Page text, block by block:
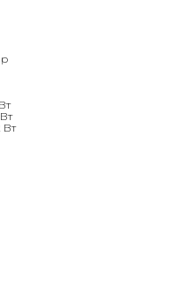
Вт